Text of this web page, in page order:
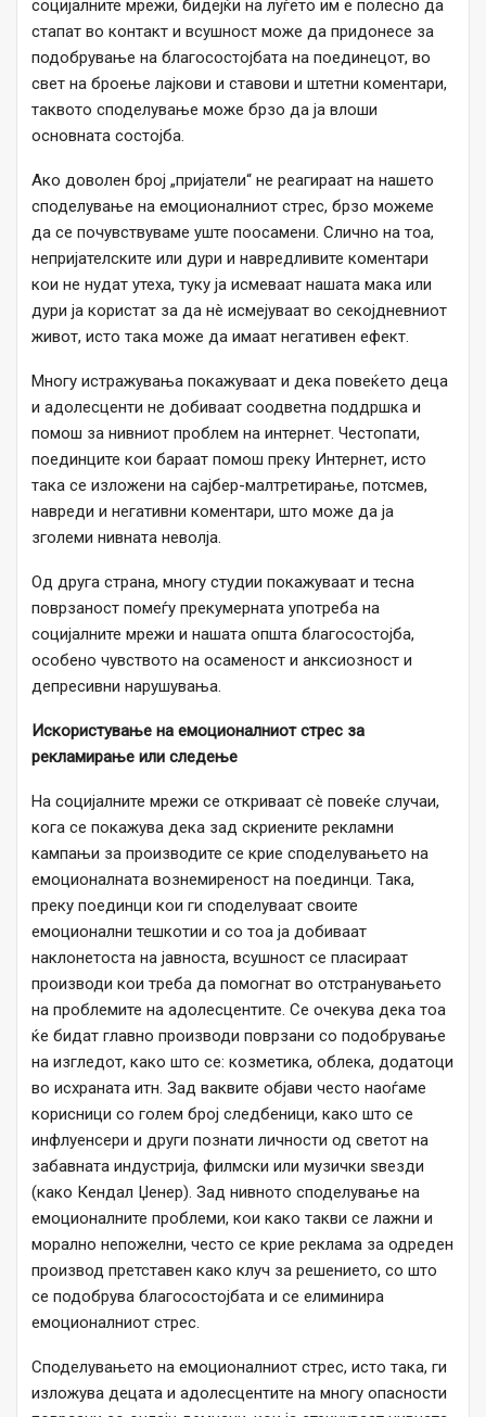
социјалните мрежи, бидејќи на луѓето им е полесно да
стапат во контакт и всушност може да придонесе за
подобрување на благосостојбата на поединецот, во
свет на броење лајкови и ставови и штетни коментари,
таквото споделување може брзо да ја влоши
основната состојба.
Ако доволен број „пријатели“ не реагираат на нашето
споделување на емоционалниот стрес, брзо можеме
да се почувствуваме уште поосамени. Слично на тоа,
непријателските или дури и навредливите коментари
кои не нудат утеха, туку ја исмеваат нашата мака или
дури ја користат за да нè исмејуваат во секојдневниот
живот, исто така може да имаат негативен ефект.
Многу истражувања покажуваат и дека повеќето деца
и адолесценти не добиваат соодветна поддршка и
помош за нивниот проблем на интернет. Честопати,
поединците кои бараат помош преку Интернет, исто
така се изложени на сајбер-малтретирање, потсмев,
навреди и негативни коментари, што може да ја
зголеми нивната неволја.
Од друга страна, многу студии покажуваат и тесна
поврзаност помеѓу прекумерната употреба на
социјалните мрежи и нашата општа благосостојба,
особено чувството на осаменост и анксиозност и
депресивни нарушувања.
Искористување на емоционалниот стрес за
рекламирање или следење
На социјалните мрежи се откриваат сè повеќе случаи,
кога се покажува дека зад скриените рекламни
кампањи за производите се крие споделувањето на
емоционалната вознемиреност на поединци. Така,
преку поединци кои ги споделуваат своите
емоционални тешкотии и со тоа ја добиваат
наклонетоста на јавноста, всушност се пласираат
производи кои треба да помогнат во отстранувањето
на проблемите на адолесцентите. Се очекува дека тоа
ќе бидат главно производи поврзани со подобрување
на изгледот, како што се: козметика, облека, додатоци
во исхраната итн. Зад ваквите објави често наоѓаме
корисници со голем број следбеници, како што се
инфлуенсери и други познати личности од светот на
забавната индустрија, филмски или музички ѕвезди
(како Кендал Џенер). Зад нивното споделување на
емоционалните проблеми, кои како такви се лажни и
морално непожелни, често се крие реклама за одреден
производ претставен како клуч за решението, со што
се подобрува благосостојбата и се елиминира
емоционалниот стрес.
Споделувањето на емоционалниот стрес, исто така, ги
изложува децата и адолесцентите на многу опасности